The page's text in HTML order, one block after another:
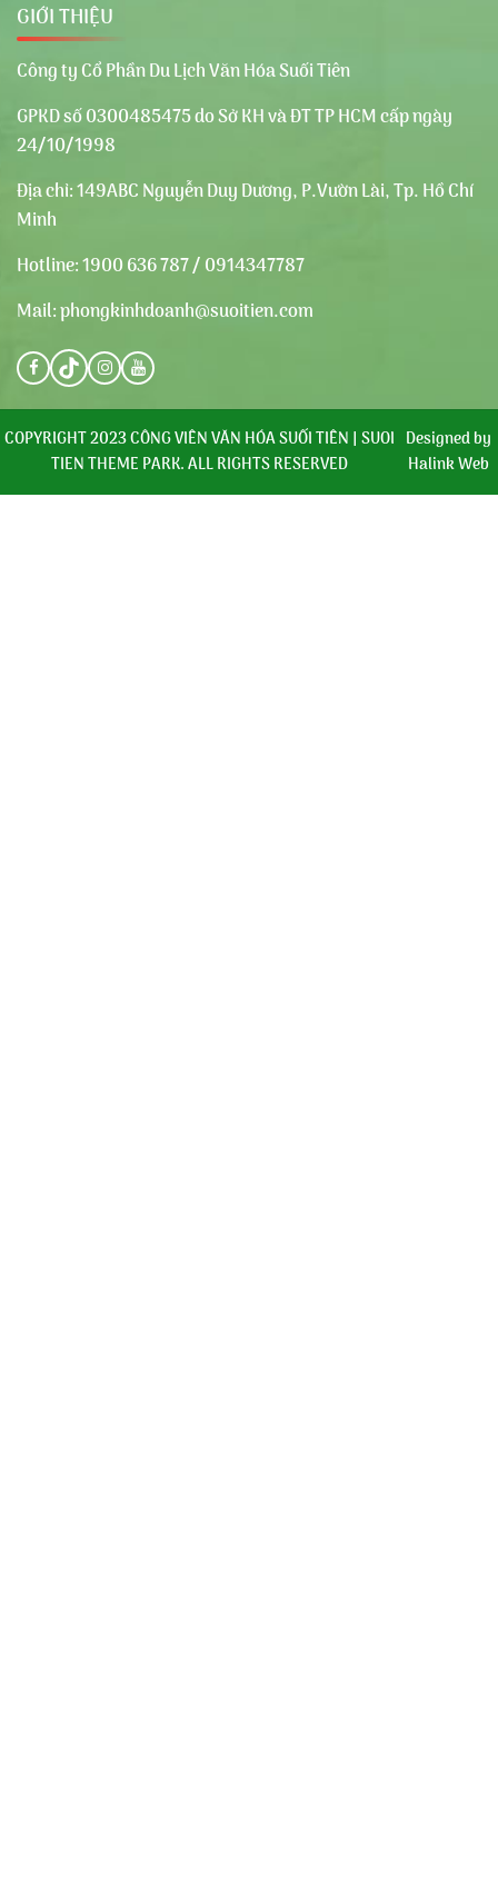
GIỚI THIỆU
Công ty Cổ Phần Du Lịch Văn Hóa Suối Tiên
GPKD số 0300485475 do Sở KH và ĐT TP HCM cấp ngày
24/10/1998
Địa chỉ:149ABC Nguyễn Duy Dương, P.Vườn Lài, Tp. Hồ Chí
Minh
Hotline:1900 636 787 / 0914347787
Mail:phongkinhdoanh@suoitien.com
COPYRIGHT 2023 CÔNG VIÊN VĂN HÓA SUỐI TIÊN | SUOI
TIEN THEME PARK. ALL RIGHTS RESERVED
Designed by
Halink Web